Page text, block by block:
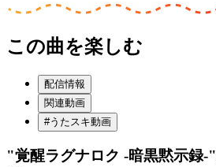
この曲を楽しむ
配信情報
関連動画
#うたスキ動画
"覚醒ラグナロク -暗黒黙示録-"